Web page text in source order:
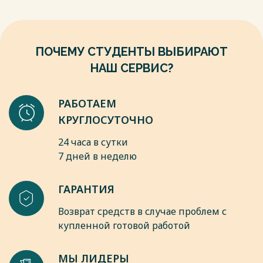
разводов (Р). Абсолютные цифры событий получены в
со-стояния, которые составляются в органах ЗАГС при
регистрации рождений, смертей, браков и разводов.
Весь текст будет доступенпосле покупки
ПОЧЕМУ СТУДЕНТЫ ВЫБИРАЮТ
НАШ СЕРВИС?
РАБОТАЕМ
КРУГЛОСУТОЧНО
24 часа в сутки
7 дней в неделю
ГАРАНТИЯ
Возврат средств в случае проблем с
купленной готовой работой
МЫ ЛИДЕРЫ